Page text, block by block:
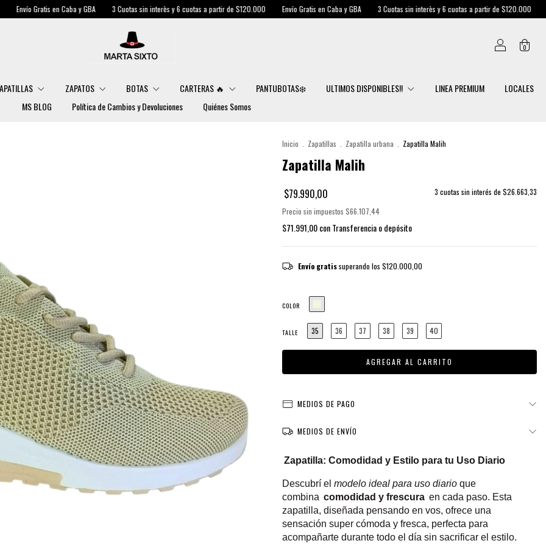
Caba y GBA 3 Cuotas sin interès y 6 cuotas a partir de $120.000 Envío Gratis en Caba y GBA 3 Cuotas sin interès y 6 cuotas a partir de $120.000 Envío Gratis en
0
ZAPATOS BOTAS CARTERAS 🔥 PANTUBOTAS❄️ ULTIMOS DISPONIBLES!! LINEA PREMIUM
LOCALES
MS BLOG
Política de Cambios y Devoluciones Quiénes Somos
Inicio Zapatillas Zapatilla urbana Zapatilla Malih
Zapatilla Malih
$79.990,00 3 cuotas sin interés de $26.663,33
Precio sin impuestos $66.107,44
$71.991,00conTransferencia o depósito
Envío gratis superando los $120.000,00
COLOR
TALLE 35 36 37 38 39 40
MEDIOS DE PAGO
MEDIOS DE ENVÍO
Zapatilla: Comodidad y Estilo para tu Uso Diario
Descubrí el modelo ideal para uso diario que
combina comodidad y frescura en cada paso. Esta
zapatilla, diseñada pensando en vos, ofrece una
sensación super cómoda y fresca, perfecta para
acompañarte durante todo el día sin sacrificar el estilo.